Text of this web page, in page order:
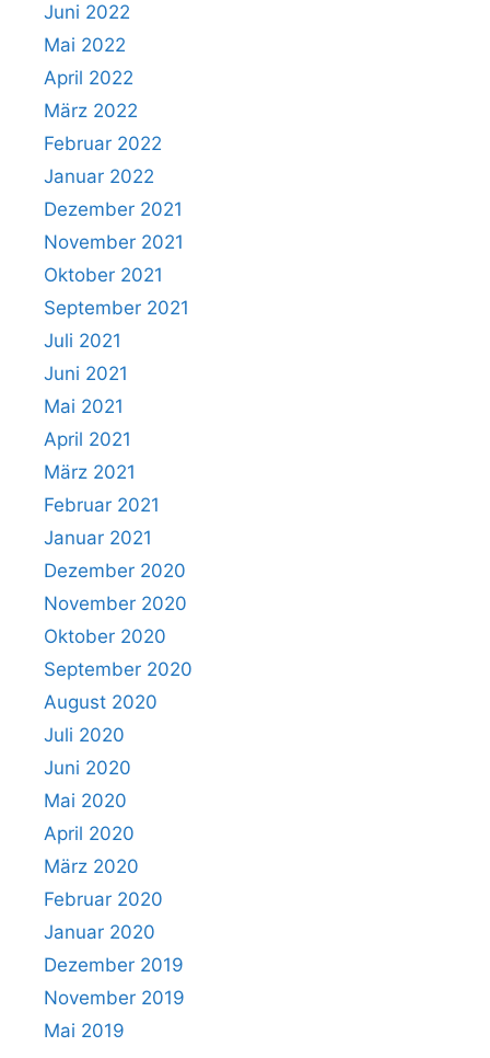
Juni 2022
Mai 2022
April 2022
März 2022
Februar 2022
Januar 2022
Dezember 2021
November 2021
Oktober 2021
September 2021
Juli 2021
Juni 2021
Mai 2021
April 2021
März 2021
Februar 2021
Januar 2021
Dezember 2020
November 2020
Oktober 2020
September 2020
August 2020
Juli 2020
Juni 2020
Mai 2020
April 2020
März 2020
Februar 2020
Januar 2020
Dezember 2019
November 2019
Mai 2019